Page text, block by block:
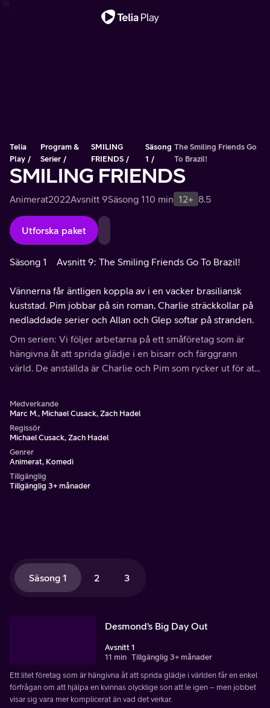
Telia
Play
Program &
Serier
SMILING
FRIENDS
Säsong
1
The Smiling Friends Go
To Brazil!
SMILING FRIENDS
Animerat2022Avsnitt 9Säsong 110 min 12+ 8.5
Utforska paket
Säsong 1 Avsnitt 9: The Smiling Friends Go To Brazil!
Vännerna får äntligen koppla av i en vacker brasiliansk
kuststad. Pim jobbar på sin roman, Charlie sträckkollar på
nedladdade serier och Allan och Glep softar på stranden.
Om serien: Vi följer arbetarna på ett småföretag som är
hängivna åt att sprida glädje i en bisarr och färggrann
värld. De anställda är Charlie och Pim som rycker ut för att
Medverkande
Marc M., Michael Cusack, Zach Hadel
Regissör
Michael Cusack, Zach Hadel
Genrer
Animerat, Komedi
Tillgänglig
Tillgänglig 3+ månader
Säsong 1 2 3
Desmond's Big Day Out
Avsnitt 1
11 min Tillgänglig 3+ månader
Ett litet företag som är hängivna åt att sprida glädje i världen får en enkel
förfrågan om att hjälpa en kvinnas olycklige son att le igen – men jobbet
visar sig vara mer komplicerat än vad det verkar.